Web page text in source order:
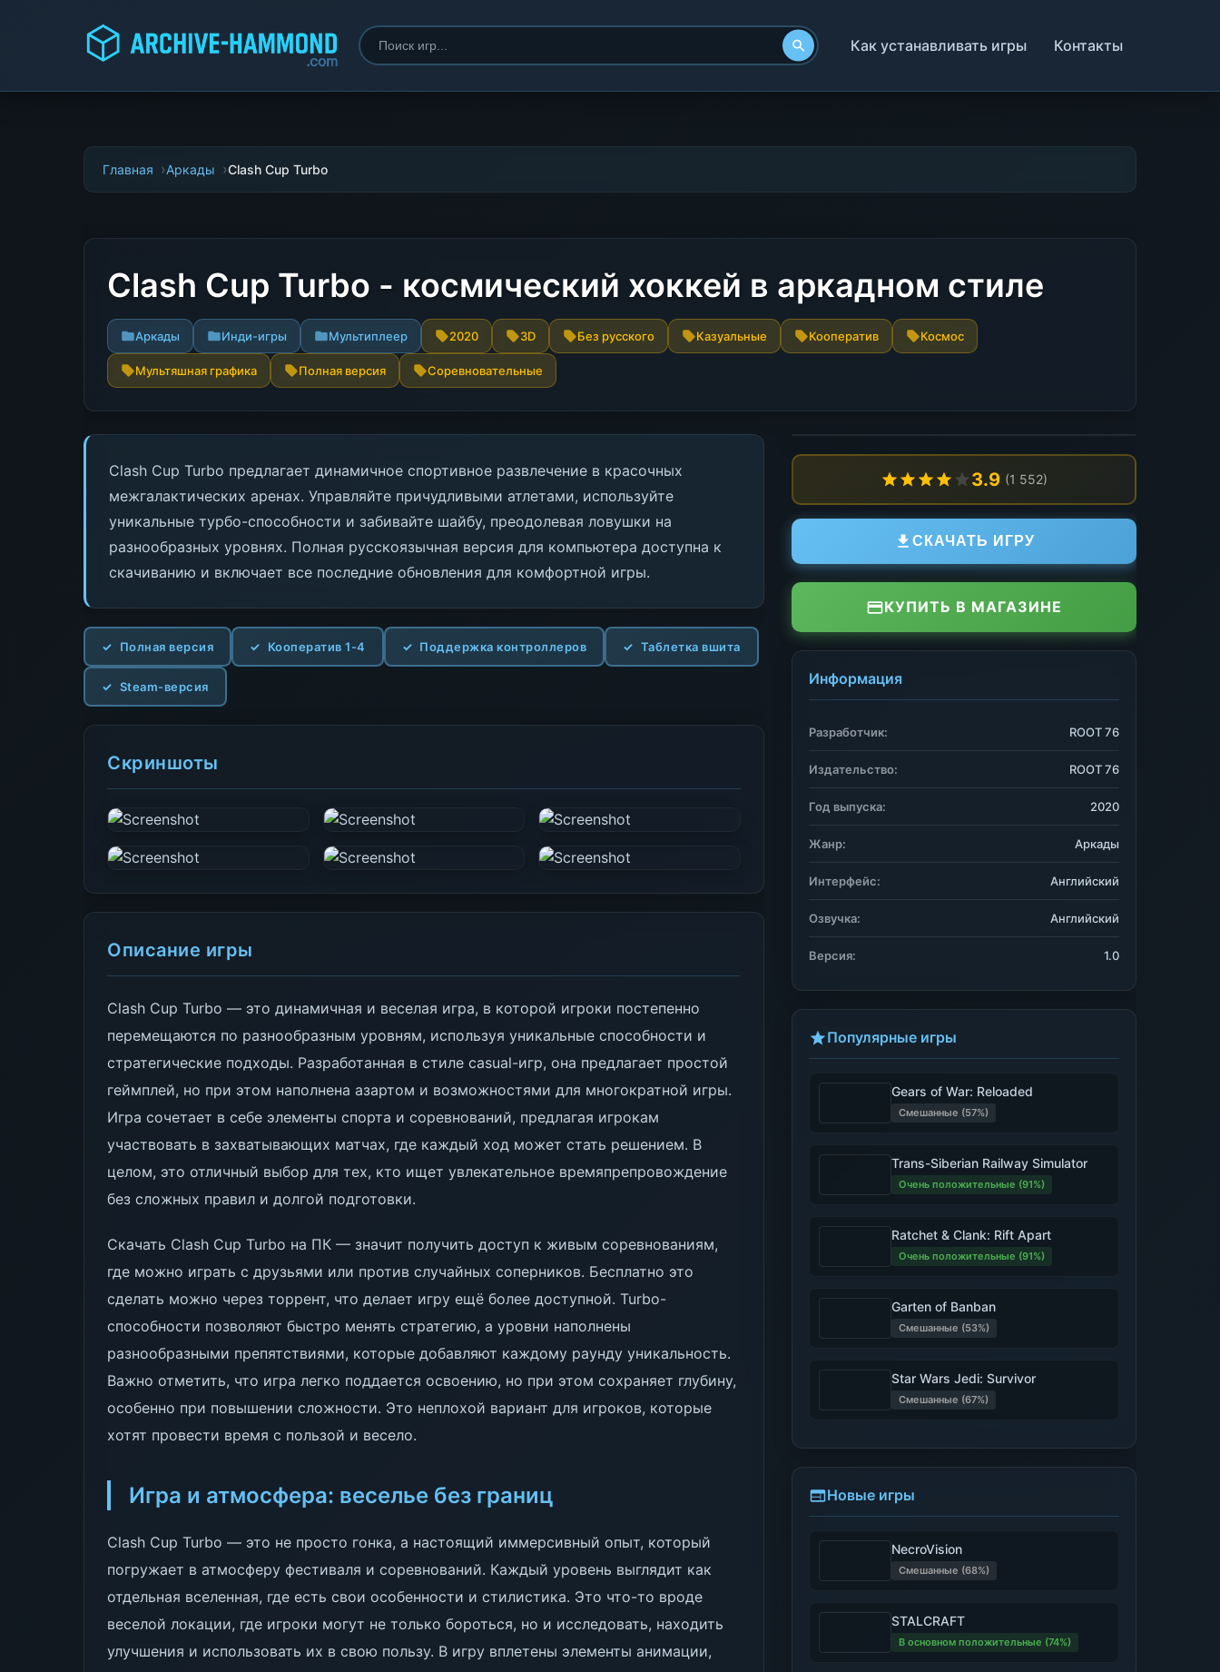
Как устанавливать игры Контакты
Главная Аркады Clash Cup Turbo
Clash Cup Turbo - космический хоккей в аркадном стиле
Аркады Инди-игры Мультиплеер 2020 3D Без русского Казуальные Кооператив Космос
Мультяшная графика Полная версия Соревновательные
Clash Cup Turbo предлагает динамичное спортивное развлечение в красочных
межгалактических аренах. Управляйте причудливыми атлетами, используйте
уникальные турбо-способности и забивайте шайбу, преодолевая ловушки на
разнообразных уровнях. Полная русскоязычная версия для компьютера доступна к
скачиванию и включает все последние обновления для комфортной игры.
Полная версия Кооператив 1-4 Поддержка контроллеров Таблетка вшита
Steam-версия
Скриншоты
Описание игры
Clash Cup Turbo — это динамичная и веселая игра, в которой игроки постепенно
перемещаются по разнообразным уровням, используя уникальные способности и
стратегические подходы. Разработанная в стиле casual-игр, она предлагает простой
геймплей, но при этом наполнена азартом и возможностями для многократной игры.
Игра сочетает в себе элементы спорта и соревнований, предлагая игрокам
участвовать в захватывающих матчах, где каждый ход может стать решением. В
целом, это отличный выбор для тех, кто ищет увлекательное времяпрепровождение
без сложных правил и долгой подготовки.
Скачать Clash Cup Turbo на ПК — значит получить доступ к живым соревнованиям,
где можно играть с друзьями или против случайных соперников. Бесплатно это
сделать можно через торрент, что делает игру ещё более доступной. Turbo-
способности позволяют быстро менять стратегию, а уровни наполнены
разнообразными препятствиями, которые добавляют каждому раунду уникальность.
Важно отметить, что игра легко поддается освоению, но при этом сохраняет глубину,
особенно при повышении сложности. Это неплохой вариант для игроков, которые
хотят провести время с пользой и весело.
Игра и атмосфера: веселье без границ
Clash Cup Turbo — это не просто гонка, а настоящий иммерсивный опыт, который
погружает в атмосферу фестиваля и соревнований. Каждый уровень выглядит как
отдельная вселенная, где есть свои особенности и стилистика. Это что-то вроде
веселой локации, где игроки могут не только бороться, но и исследовать, находить
улучшения и использовать их в свою пользу. В игру вплетены элементы анимации,
3.9 (1 552)
СКАЧАТЬ ИГРУ
КУПИТЬ В МАГАЗИНЕ
Информация
Разработчик: ROOT 76
Издательство: ROOT 76
Год выпуска: 2020
Жанр: Аркады
Интерфейс: Английский
Озвучка: Английский
Версия: 1.0
Популярные игры
Gears of War: Reloaded
Смешанные (57%)
Trans-Siberian Railway Simulator
Очень положительные (91%)
Ratchet & Clank: Rift Apart
Очень положительные (91%)
Garten of Banban
Смешанные (53%)
Star Wars Jedi: Survivor
Смешанные (67%)
Новые игры
NecroVision
Смешанные (68%)
STALCRAFT
В основном положительные (74%)